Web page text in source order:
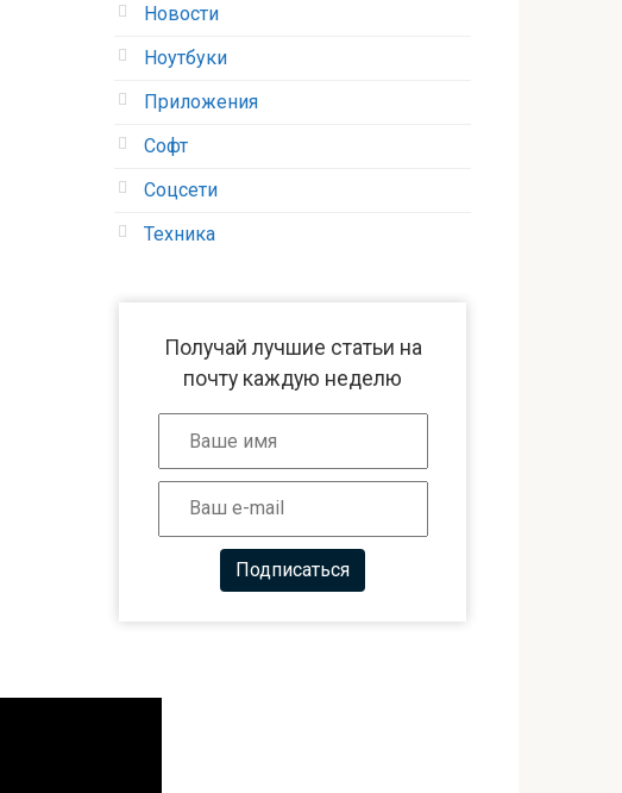
Новости
Ноутбуки
Приложения
Софт
Соцсети
Техника
Получай лучшие статьи на
почту каждую неделю
Подписаться